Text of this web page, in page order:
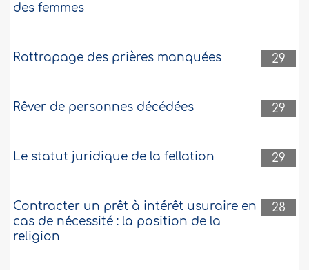
des femmes
29
Rattrapage des prières manquées
29
Rêver de personnes décédées
29
Le statut juridique de la fellation
28
Contracter un prêt à intérêt usuraire en
cas de nécessité : la position de la
religion